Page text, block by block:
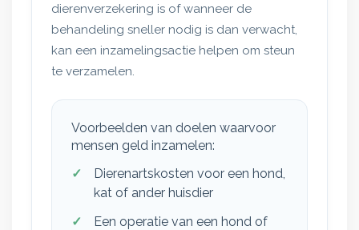
dierenverzekering is of wanneer de
behandeling sneller nodig is dan verwacht,
kan een inzamelingsactie helpen om steun
te verzamelen.
Voorbeelden van doelen waarvoor
mensen geld inzamelen:
Dierenartskosten voor een hond,
kat of ander huisdier
Een operatie van een hond of